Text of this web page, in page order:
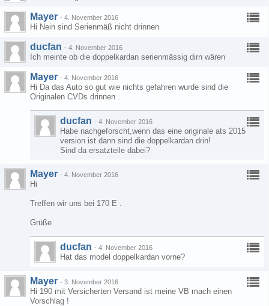
Mayer - 4. November 2016
Hi Nein sind Serienmäß nicht drinnen
ducfan - 4. November 2016
Ich meinte ob die doppelkardan serienmässig dirn wären
Mayer - 4. November 2016
Hi Da das Auto so gut wie nichts gefahren wurde sind die
Originalen CVDs drinnen .
ducfan - 4. November 2016
Habe nachgeforscht,wenn das eine originale ats 2015
version ist dann sind die doppelkardan drin!
Sind da ersatzteile dabei?
Mayer - 4. November 2016
Hi
Treffen wir uns bei 170 E .
Grüße
ducfan - 4. November 2016
Hat das model doppelkardan vorne?
Mayer - 3. November 2016
Hi 190 mit Versicherten Versand ist meine VB mach einen
Vorschlag !